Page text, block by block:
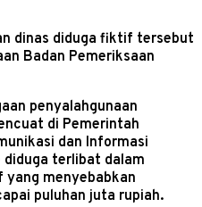
dinas diduga fiktif tersebut
Badan Pemeriksaan
penyalahgunaan
di Pemerintah
dan Informasi
diduga terlibat dalam
menyebabkan
puluhan juta rupiah.